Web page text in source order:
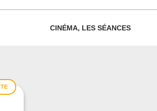
CINÉMA, LES SÉANCES